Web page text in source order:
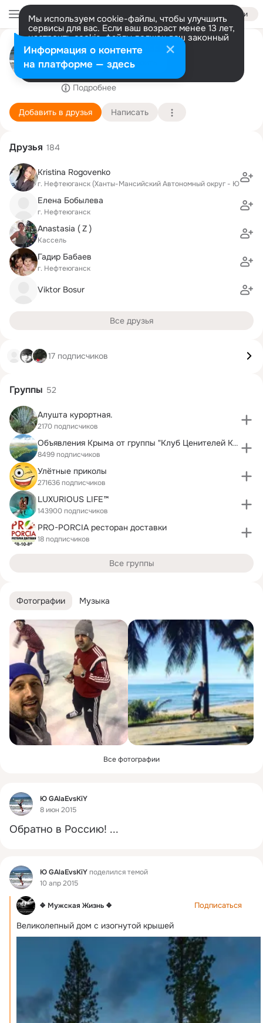
Войти
Мы используем cookie-файлы, чтобы улучшить
сервисы для вас. Если ваш возраст менее 13 лет,
настроить cookie-файлы должен ваш законный
представитель. Больше информации
Разрешить все Настроить
Ю GAlaEvsKiY
Ганновер - Нефтеюганск
22 февраля (104 года)
3 школа
Подробнее
Добавить в друзья Написать
Фотографии Музыка
Все фотографии
Фид
Ю GAlaEvsKiY
8 июн 2015
Обратно в Россию! ...
Фид Ю GAlaEvsKiYподелился темой
10 апр 2015
❖ Мужская Жизнь ❖ Подписаться
Великолепный дом с изогнутой крышей
Друзья 184
Kristina Rogovenko
г. Нефтеюганск (Ханты-Мансийский Автономный округ - Югра
Елена Бобылева
г. Нефтеюганск
Anastasia ( Z )
Кассель
Гадир Бабаев
г. Нефтеюганск
Viktor Bosur
Все друзья
17 подписчиков
Группы 52
Алушта курортная.
2170 подписчиков
Объявления Крыма от группы "Клуб Ценителей Крыма"
8499 подписчиков
Улётные приколы
271636 подписчиков
LUXURIOUS LIFE™
143900 подписчиков
PRO-PORCIA ресторан доставки
18 подписчиков
Все группы
Информация о контенте
на платформе — здесь